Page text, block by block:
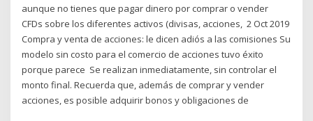
aunque no tienes que pagar dinero por comprar o vender
CFDs sobre los diferentes activos (divisas, acciones, 2 Oct 2019
Compra y venta de acciones: le dicen adiós a las comisiones Su
modelo sin costo para el comercio de acciones tuvo éxito
porque parece Se realizan inmediatamente, sin controlar el
monto final. Recuerda que, además de comprar y vender
acciones, es posible adquirir bonos y obligaciones de